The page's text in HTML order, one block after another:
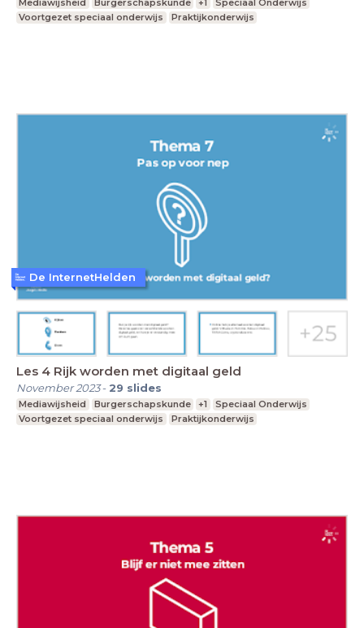
Mediawijsheid Burgerschapskunde +1
Speciaal Onderwijs
Voortgezet speciaal onderwijs
Praktijkonderwijs
Les 4 Rijk worden met digitaal geld
November 2023- 29 slides
Mediawijsheid Burgerschapskunde +1
Speciaal Onderwijs
Voortgezet speciaal onderwijs
Praktijkonderwijs
De InternetHelden